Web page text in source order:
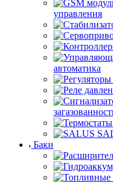
управления
автоматика
Баки